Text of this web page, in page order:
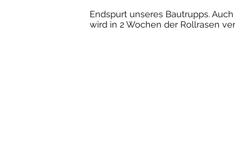
Endspurt unseres Bautrupps.
wird in 2 Wochen der Rollrasen